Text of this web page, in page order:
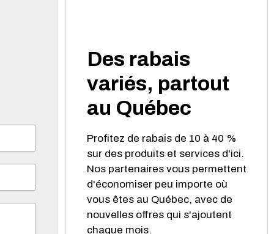
Des rabais
variés, partout
au Québec
Profitez de rabais de 10 à 40 %
sur des produits et services d'ici.
Nos partenaires vous permettent
d'économiser peu importe où
vous êtes au Québec, avec de
nouvelles offres qui s'ajoutent
chaque mois.